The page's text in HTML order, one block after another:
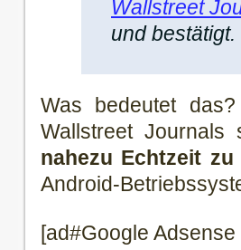
Wallstreet
und bestätigt.
Was bedeutet
Wallstreet
nahezu Echtzeit zu
Android-
[ad#Google